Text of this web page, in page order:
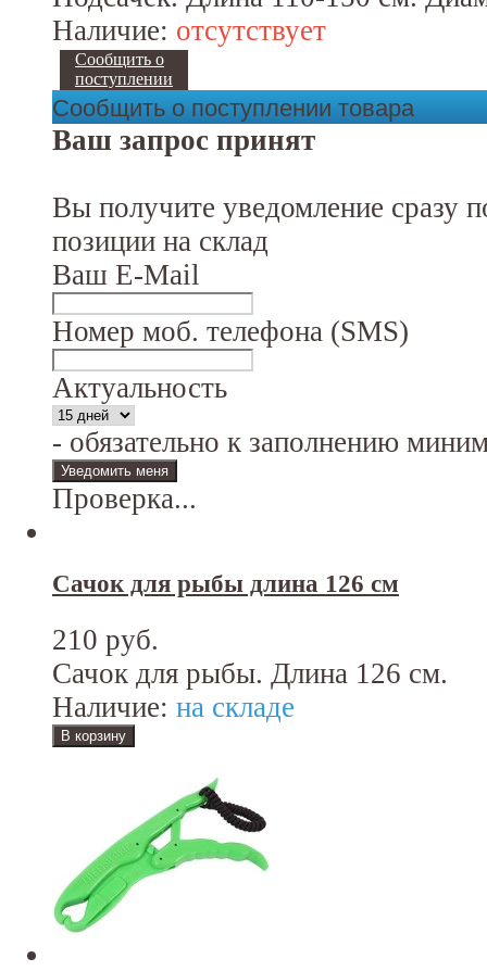
Наличие: отсутствует
Сообщить о
поступлении
Сообщить о поступлении товара
Ваш запрос принят
Вы получите уведомление сразу
позиции на склад
Ваш E-Mail
Номер моб. телефона (SMS)
Актуальность
- обязательно к заполнению
Проверка...
Сачок для рыбы длина 126 см
210 руб.
Сачок для рыбы. Длина 126 см.
Наличие: на складе